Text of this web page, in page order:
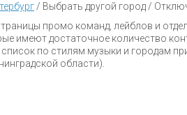
/ Выбрать другой город /
промо команд, лейблов и
имеют достаточное количество
по стилям музыки и городам
области).